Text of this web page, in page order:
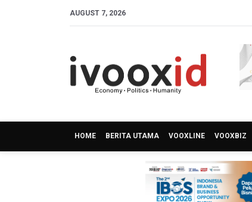
AUGUST 7, 2026
HOME BERITA UTAMA VOOXLINE VOOXBIZ